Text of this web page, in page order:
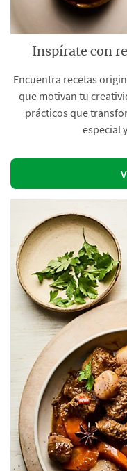
Inspírate con
Encuentra recetas
que motivan tu
prácticos que
especial